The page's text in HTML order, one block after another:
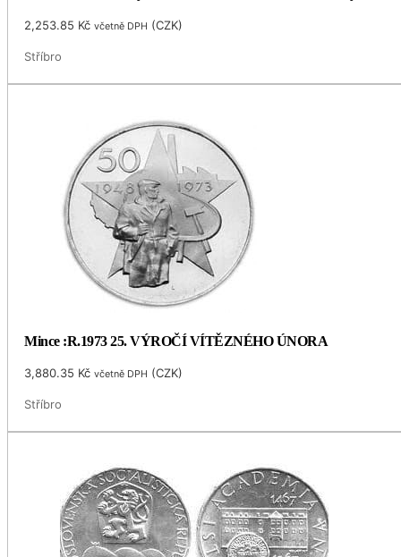
2,253.85 Kč včetně DPH (CZK)
Stříbro
Mince :R.1973 25. VÝROČÍ VÍTĚZNÉHO ÚNORA
3,880.35 Kč včetně DPH (CZK)
Stříbro